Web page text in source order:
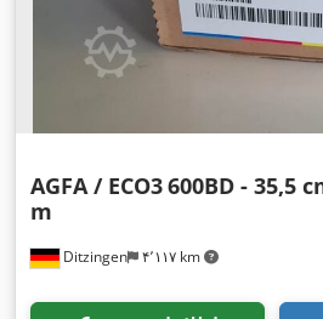
Ditzingen ۴٬۱۱۷ km
AGFA / ECO3600BD - 35,5
m